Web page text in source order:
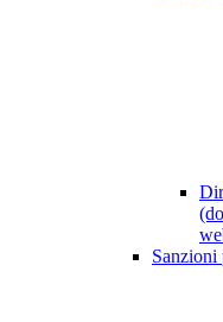
Sanzioni